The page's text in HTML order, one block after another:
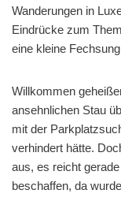
Wanderungen in
Eindrücke zum
eine kleine
Willkommen
ansehnlichen Stau
mit der
verhindert hätte.
aus, es reicht
beschaffen, da